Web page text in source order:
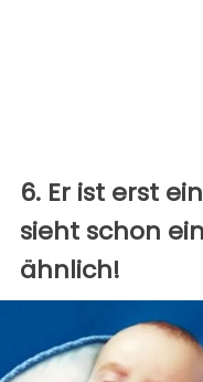
6. Er ist erst
sieht schon
ähnlich!